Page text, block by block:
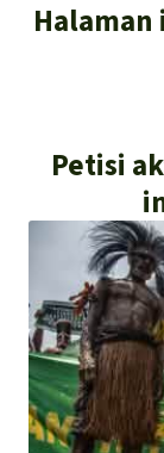
Halaman
Petisi